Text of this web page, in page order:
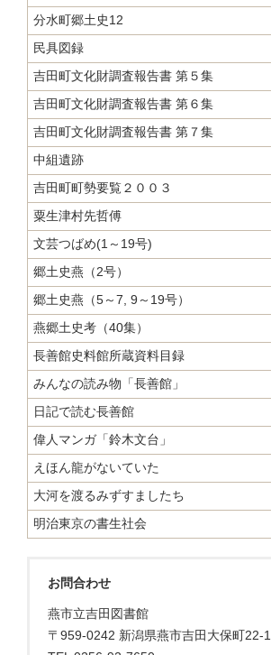
分水町郷土史12
民具図録
吉田町文化財調査報告書 第５集
吉田町文化財調査報告書 第６集
吉田町文化財調査報告書 第７集
中組遺跡
吉田町町勢要覧２００３
粟生津村先哲傅
文芸つばめ(1～19号)
郷土史燕（2号）
郷土史燕（5～7, 9～19号）
燕郷土史考（40集）
長善館史料館所蔵資料目録
みんなの読み物「長善館」
日記で読む長善館
偉人マンガ「鈴木文台」
えほん龍がないていた
大河を渡るみずすましたち
明治東京の書生社会
お問合わせ
燕市立吉田図書館
〒959-0242 新潟県燕市吉田大保町22-1